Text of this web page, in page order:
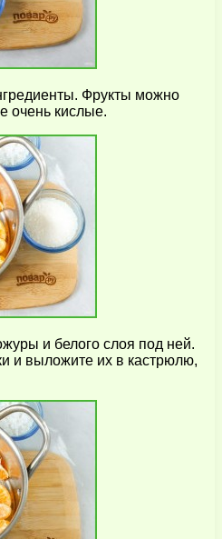
Фрукты можно
очень кислые.
и белого слоя под ней.
и выложите их в кастрюлю,